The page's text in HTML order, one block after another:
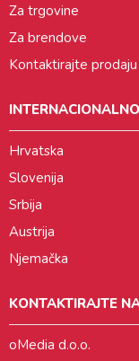
Za trgovine
Za brendove
Kontaktirajte prodaju
INTERNACIONALNO
Hrvatska
Slovenija
Srbija
Austrija
Njemačka
KONTAKTIRAJTE
oMedia d.o.o.